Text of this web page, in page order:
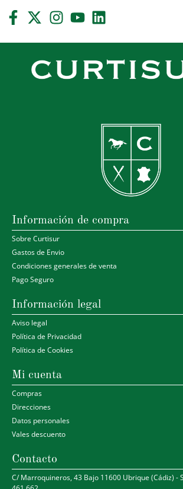
Información de compra
Sobre Curtisur
Gastos de Envio
Condiciones generales de venta
Pago Seguro
Información legal
Aviso legal
Política de Privacidad
Política de Cookies
Mi cuenta
Compras
Direcciones
Datos personales
Vales descuento
Contacto
C/ Marroquineros, 43 Bajo 11600 Ubrique (Cádiz) -